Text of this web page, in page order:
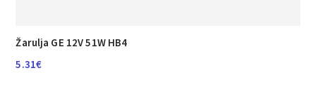
Žarulja GE 12V 51W HB4
5.31€